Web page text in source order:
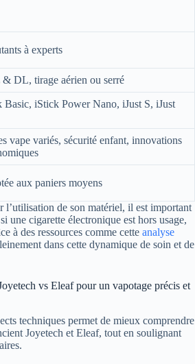
à experts
DL, tirage aérien ou serré
Basic, iStick Power Nano, iJust S, iJust
vape variés, sécurité enfant, innovations
aux paniers moyens
l’utilisation de son matériel, il est important
une cigarette électronique est hors usage,
à des ressources comme cette analyse
dans cette dynamique de soin et de
vs Eleaf pour un vapotage précis et
techniques permet de mieux comprendre
Joyetech et Eleaf, tout en soulignant